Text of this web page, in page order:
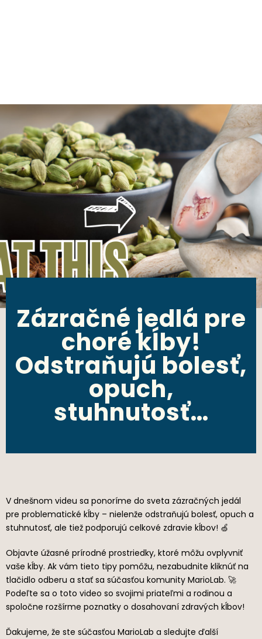
Zázračné jedlá pre
choré kĺby!
Odstraňujú bolesť,
opuch,
stuhnutosť…
V dnešnom videu sa ponoríme do sveta zázračných jedál
pre problematické kĺby – nielenže odstraňujú bolesť, opuch a
stuhnutosť, ale tiež podporujú celkové zdravie kĺbov! 🍏
Objavte úžasné prírodné prostriedky, ktoré môžu ovplyvniť
vaše kĺby. Ak vám tieto tipy pomôžu, nezabudnite kliknúť na
tlačidlo odberu a stať sa súčasťou komunity MarioLab. 🚀
Podeľte sa o toto video so svojimi priateľmi a rodinou a
spoločne rozšírme poznatky o dosahovaní zdravých kĺbov!
Ďakujeme, že ste súčasťou MarioLab a sledujte ďalší